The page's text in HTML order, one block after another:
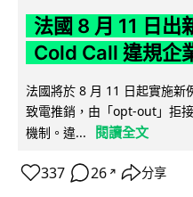
法國 8 月 11 日出
Cold Call 違規企
法國將於 8 月 11 日起實施新
致電推銷，由「opt-out」拒
機制。違...
閱讀全文
337 26 ↗ 分享